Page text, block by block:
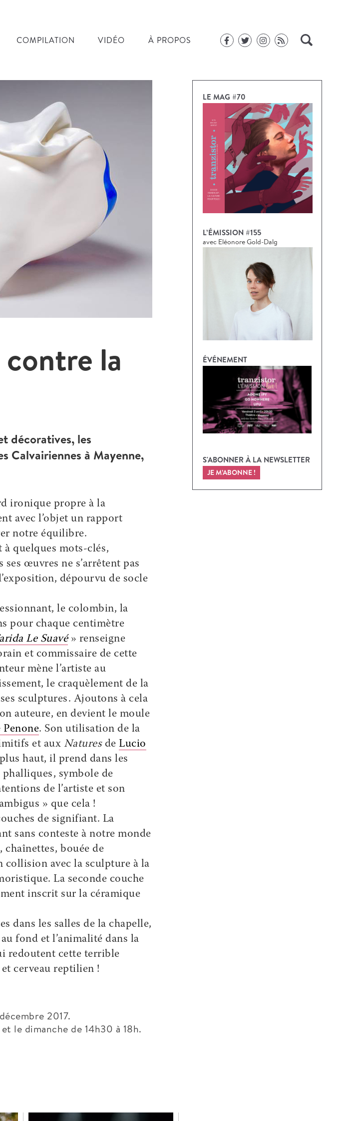
COMPILATION VIDÉO À PROPOS
contre la
décoratives, les
Calvairiennes à Mayenne,
ironique propre à la
avec l’objet un rapport
notre équilibre.
quelques mots-clés,
ses œuvres ne s’arrêtent pas
dépourvu de socle
le colombin, la
pour chaque centimètre
Le Suavé» renseigne
et commissaire de cette
mène l’artiste au
le craquèlement de la
sculptures. Ajoutons à cela
auteure, en devient le moule
Penone. Son utilisation de la
et aux Naturesde Lucio
haut, il prend dans les
symbole de
de l’artiste et son
» que cela !
de signifiant. La
sans conteste à notre monde
chaînettes, bouée de
collision avec la sculpture à la
La seconde couche
inscrit sur la céramique
dans les salles de la chapelle,
fond et l’animalité dans la
redoutent cette terrible
cerveau reptilien !
2017.
le dimanche de 14h30 à 18h.
LE MAG #70
L’ÉMISSION #155
avec Eléonore Gold-Dalg
ÉVÉNEMENT
S'ABONNER À LA NEWSLETTER
JE M’ABONNE !